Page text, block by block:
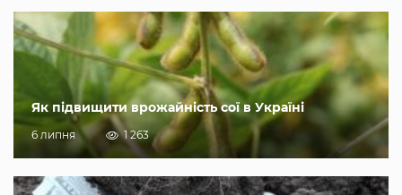
Як підвищити врожайність сої в Україні
6 липня 1 263